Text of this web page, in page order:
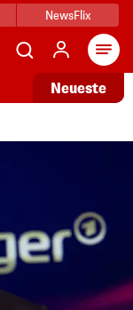
NewsFlix
Neueste